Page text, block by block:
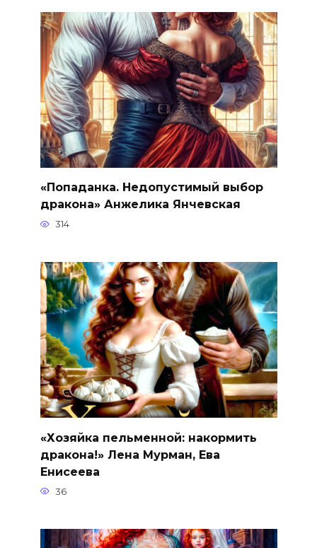
«Попаданка. Недопустимый выбор
дракона» Анжелика Янчевская
314
«Хозяйка пельменной: накормить
дракона!» Лена Мурман, Ева
Енисеева
36